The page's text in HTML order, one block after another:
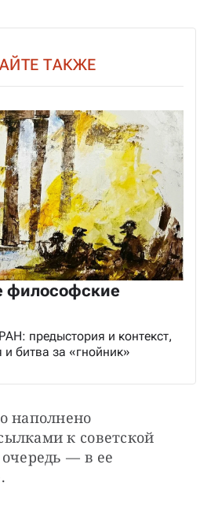
ТАКЖЕ
философские
предыстория и контекст,
битва за «гнойник»
наполнено
к советской
— в ее